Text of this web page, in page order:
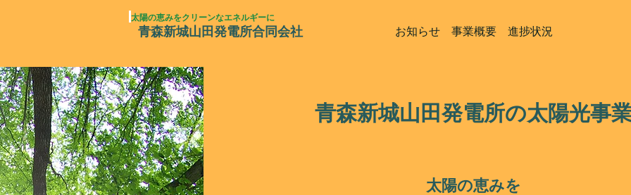
太陽の恵みをクリーンなエネルギーに
青森新城山田発電所合同会社 お知らせ 事業概要 進捗状況
青森新城山田発電所の太陽光事
太陽の恵みを